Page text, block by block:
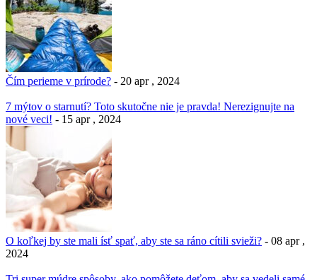
Čím perieme v prírode? - 20 apr , 2024
7 mýtov o starnutí? Toto skutočne nie je pravda! Nerezignujte na
nové veci! - 15 apr , 2024
O koľkej by ste mali ísť spať, aby ste sa ráno cítili svieži? - 08 apr ,
2024